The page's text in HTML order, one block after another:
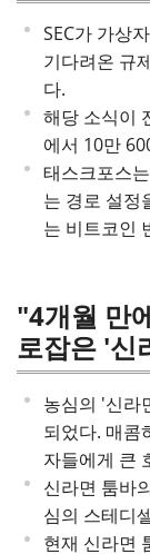
SEC가 가상
기다려온 규
다.
해당 소식이
에서 10만
태스크포스
는 경로 설정
는 비트코인
"4개월 만
로잡은 '신
농심의 '신라
되었다. 매콤
자들에게 큰
신라면 툼바
심의 스테디
현재 신라면